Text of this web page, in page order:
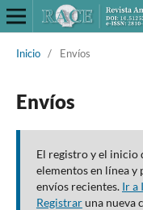
Inicio / Envíos
Envíos
El registro y el inicio
elementos en línea y
envíos recientes. Ir a
Registraruna nueva